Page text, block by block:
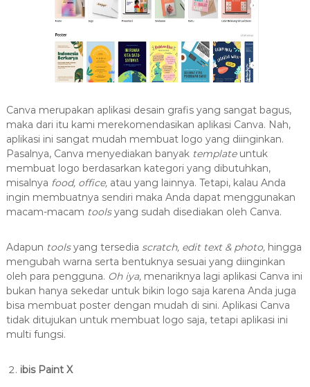
Canva merupakan aplikasi desain grafis yang sangat bagus,
maka dari itu kami merekomendasikan aplikasi Canva. Nah,
aplikasi ini sangat mudah membuat logo yang diinginkan.
Pasalnya, Canva menyediakan banyak template untuk
membuat logo berdasarkan kategori yang dibutuhkan,
misalnya food, office, atau yang lainnya. Tetapi, kalau Anda
ingin membuatnya sendiri maka Anda dapat menggunakan
macam-macam toolsyang sudah disediakan oleh Canva.
Adapun toolsyang tersedia scratch, edit text & photo, hingga
mengubah warna serta bentuknya sesuai yang diinginkan
oleh para pengguna. Oh iya, menariknya lagi aplikasi Canva ini
bukan hanya sekedar untuk bikin logo saja karena Anda juga
bisa membuat poster dengan mudah di sini. Aplikasi Canva
tidak ditujukan untuk membuat logo saja, tetapi aplikasi ini
multi fungsi.
ibis Paint X